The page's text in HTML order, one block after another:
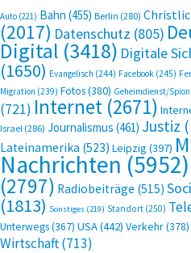
Auto (221) Bahn (455) Berlin (280)
(2017) Datenschutz (805)
Digital (3418) Digitale
(1650) Evangelisch (244) Facebook (245)
Migration (239) Fotos(380) Geheimdienst/
(721) Internet (2671)
Israel (286) Journalismus (461) Justiz
Lateinamerika (523) Leipzig (397)
Nachrichten(5952)
(2797) Radiobeiträge (515)
(1813) Sonstiges (219) Standort (250)
Unterwegs(367) USA(442) Verkehr(378)
Wirtschaft(713)